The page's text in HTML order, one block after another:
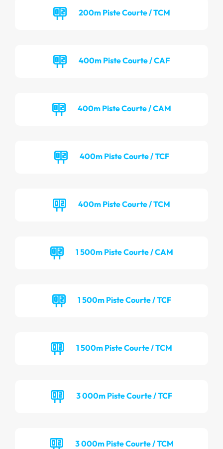
200m Piste Courte / TCM
400m Piste Courte / CAF
400m Piste Courte / CAM
400m Piste Courte / TCF
400m Piste Courte / TCM
1 500m Piste Courte / CAM
1 500m Piste Courte / TCF
1 500m Piste Courte / TCM
3 000m Piste Courte / TCF
3 000m Piste Courte / TCM